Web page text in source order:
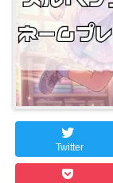
Twitter